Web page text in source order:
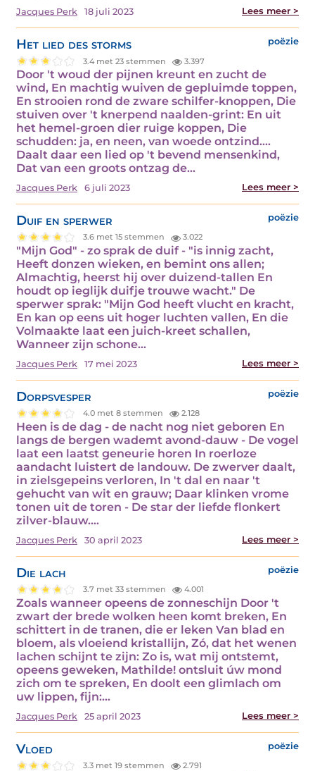
Jacques Perk 18 juli 2023 Lees meer >
Het lied des storms poëzie
3.4 met 23 stemmen 3.397
Door 't woud der pijnen kreunt en zucht de
wind, En machtig wuiven de gepluimde toppen,
En strooien rond de zware schilfer-knoppen, Die
stuiven over 't knerpend naalden-grint: En uit
het hemel-groen dier ruige koppen, Die
schudden: ja, en neen, van woede ontzind....
Daalt daar een lied op 't bevend mensenkind,
Dat van een groots ontzag de…
Jacques Perk 6 juli 2023 Lees meer >
Duif en sperwer poëzie
3.6 met 15 stemmen 3.022
"Mijn God" - zo sprak de duif - "is innig zacht,
Heeft donzen wieken, en bemint ons allen;
Almachtig, heerst hij over duizend-tallen En
houdt op ieglijk duifje trouwe wacht." De
sperwer sprak: "Mijn God heeft vlucht en kracht,
En kan op eens uit hoger luchten vallen, En die
Volmaakte laat een juich-kreet schallen,
Wanneer zijn schone…
Jacques Perk 17 mei 2023 Lees meer >
Dorpsvesper poëzie
4.0 met 8 stemmen 2.128
Heen is de dag - de nacht nog niet geboren En
langs de bergen wademt avond-dauw - De vogel
laat een laatst geneurie horen In roerloze
aandacht luistert de landouw. De zwerver daalt,
in zielsgepeins verloren, In 't dal en naar 't
gehucht van wit en grauw; Daar klinken vrome
tonen uit de toren - De star der liefde flonkert
zilver-blauw.…
Jacques Perk 30 april 2023 Lees meer >
Die lach poëzie
3.7 met 33 stemmen 4.001
Zoals wanneer opeens de zonneschijn Door 't
zwart der brede wolken heen komt breken, En
schittert in de tranen, die er leken Van blad en
bloem, als vloeiend kristallijn, Zó, dat het wenen
lachen schijnt te zijn: Zo is, wat mij ontstemt,
opeens geweken, Mathilde! ontsluit úw mond
zich om te spreken, En doolt een glimlach om
uw lippen, fijn:…
Jacques Perk 25 april 2023 Lees meer >
Vloed poëzie
3.3 met 19 stemmen 2.791